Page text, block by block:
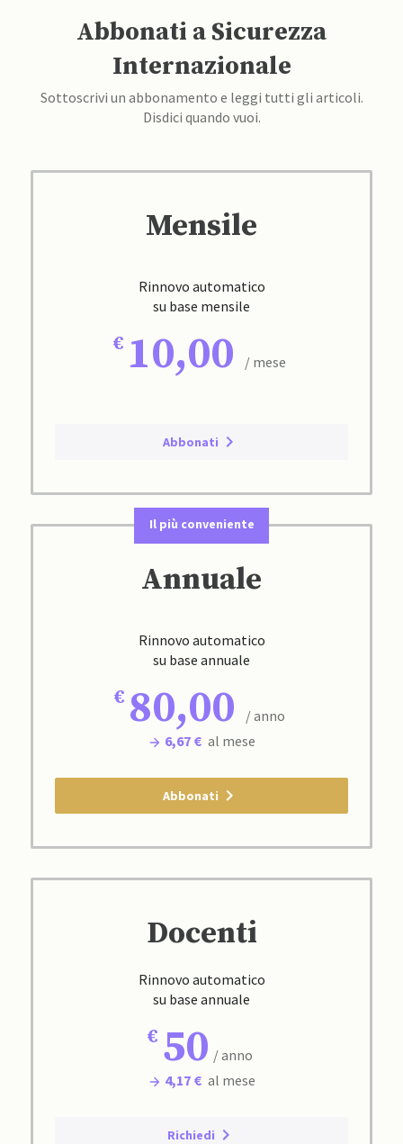
Abbonati a Sicurezza
Internazionale
Sottoscrivi un abbonamento e leggi tutti gli articoli.
Disdici quando vuoi.
Mensile
Rinnovo automatico
su base mensile
10,00 / mese
Abbonati
Il più conveniente
Annuale
Rinnovo automatico
su base annuale
80,00
/ anno
6,67 € al mese
Abbonati
Docenti
Rinnovo automatico
su base annuale
50 / anno
4,17 € al mese
Richiedi